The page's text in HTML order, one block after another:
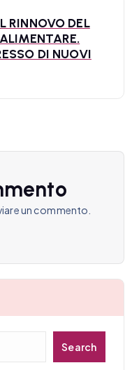
RINNOVO DEL
DI NUOVI
un commento.
Search